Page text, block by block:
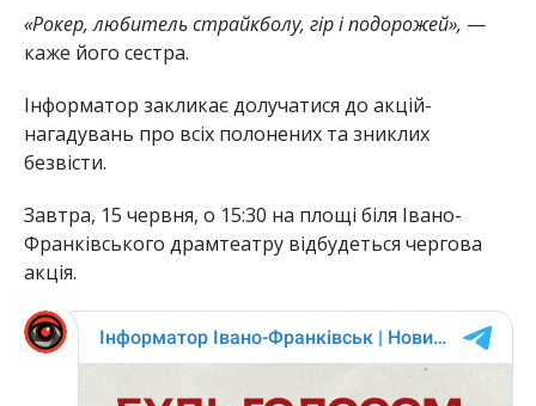
«Рокер, любитель страйкболу, гір і подорожей», —
каже його сестра.
Інформатор закликає долучатися до акцій-
нагадувань про всіх полонених та зниклих
безвісти.
Завтра, 15 червня, о 15:30 на площі біля Івано-
Франківського драмтеатру відбудеться чергова
акція.